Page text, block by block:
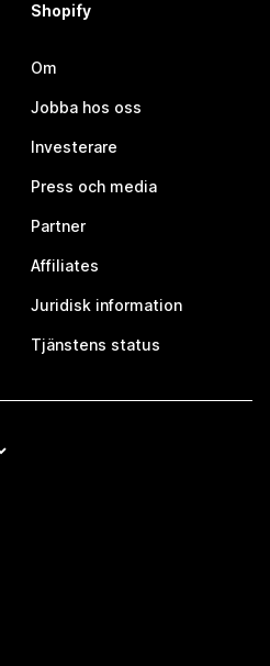
Shopify
Om
Jobba hos oss
Investerare
Press och media
Partner
Affiliates
Juridisk information
Tjänstens status